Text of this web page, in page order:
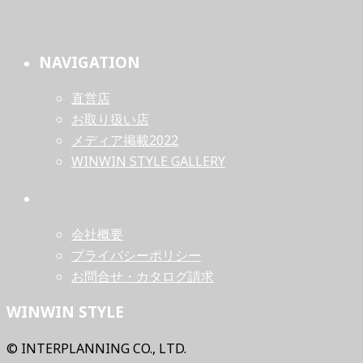
NAVIGATION
直営店
お取り扱い店
メディア掲載2022
WINWIN STYLE GALLERY
会社概要
プライバシーポリシー
お問合せ・カタログ請求
WINWIN STYLE
© INTERPLANNING CO., LTD.